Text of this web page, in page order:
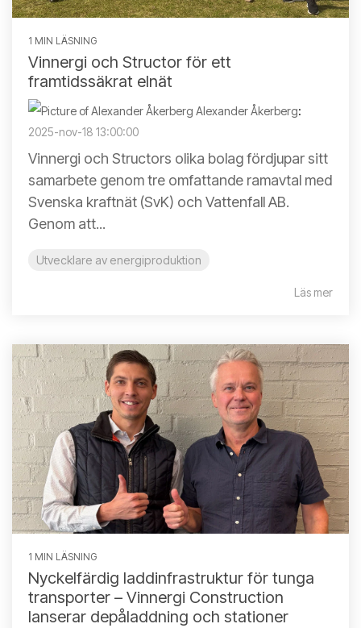
1 MIN LÄSNING
Vinnergi och Structor för ett
framtidssäkrat elnät
Alexander Åkerberg:
2025-nov-18 13:00:00
Vinnergi och Structors olika bolag fördjupar sitt
samarbete genom tre omfattande ramavtal med
Svenska kraftnät (SvK) och Vattenfall AB.
Genom att...
Utvecklare av energiproduktion
Läs mer
1 MIN LÄSNING
Nyckelfärdig laddinfrastruktur för tunga
transporter – Vinnergi Construction
lanserar depåladdning och stationer